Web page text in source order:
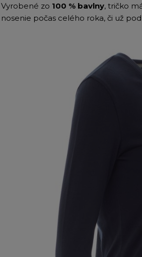
Vyrobené zo 100 % bavlny, tričko
nosenie počas celého roka, či už